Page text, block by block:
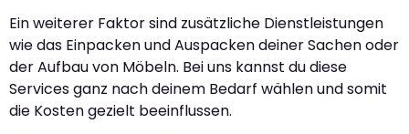
Ein weiterer Faktor sind zusätzliche Dienstleistungen
wie das Einpacken und Auspacken deiner Sachen oder
der Aufbau von Möbeln. Bei uns kannst du diese
Services ganz nach deinem Bedarf wählen und somit
die Kosten gezielt beeinflussen.